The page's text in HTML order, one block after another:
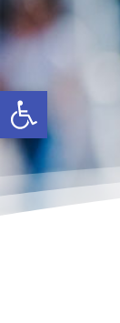
Abrir barra de